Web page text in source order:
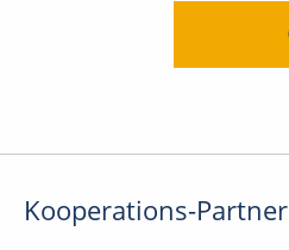
Kooperations-Partner